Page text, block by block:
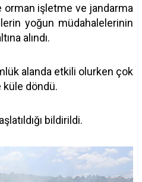
orman işletme ve jandarma
yoğun müdahalelerinin
alındı.
alanda etkili olurken çok
küle döndü.
bildirildi.